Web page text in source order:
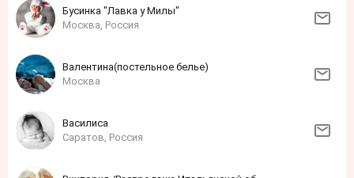
Бусинка "Лавка у Милы"
Москва, Россия
Валентина(постельное белье)
Москва
Василиса
Саратов, Россия